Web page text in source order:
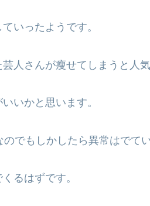
いったようです。
人さんが瘦せてしまうと人
いかと思います。
でもしかしたら異常はでて
るはずです。